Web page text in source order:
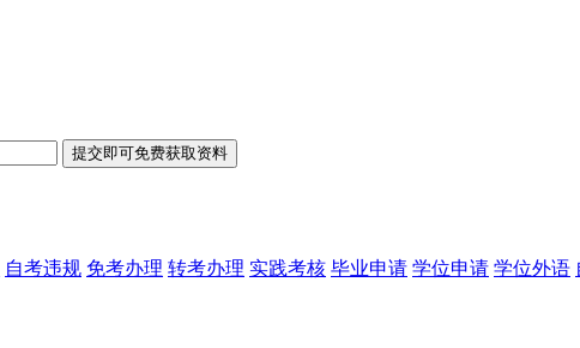
自考违规 免考办理 转考办理 实践考核 毕业申请 学位申请 学位外语